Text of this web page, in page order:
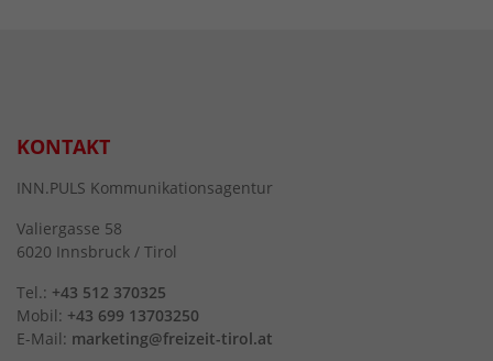
KONTAKT
INN.PULS Kommunikationsagentur
Valiergasse 58
6020 Innsbruck / Tirol
Tel.: +43 512 370325
Mobil: +43 699 13703250
E-Mail: marketing@freizeit-tirol.at